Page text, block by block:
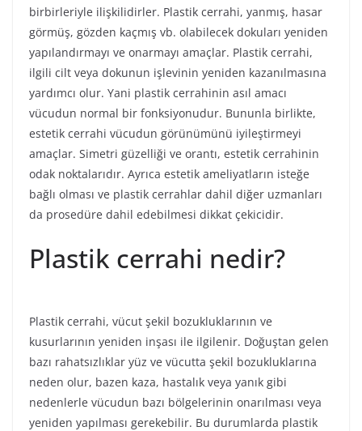
birbirleriyle ilişkilidirler. Plastik cerrahi, yanmış, hasar
görmüş, gözden kaçmış vb. olabilecek dokuları yeniden
yapılandırmayı ve onarmayı amaçlar. Plastik cerrahi,
ilgili cilt veya dokunun işlevinin yeniden kazanılmasına
yardımcı olur. Yani plastik cerrahinin asıl amacı
vücudun normal bir fonksiyonudur. Bununla birlikte,
estetik cerrahi vücudun görünümünü iyileştirmeyi
amaçlar. Simetri güzelliği ve orantı, estetik cerrahinin
odak noktalarıdır. Ayrıca estetik ameliyatların isteğe
bağlı olması ve plastik cerrahlar dahil diğer uzmanları
da prosedüre dahil edebilmesi dikkat çekicidir.
Plastik cerrahi nedir?
Plastik cerrahi, vücut şekil bozukluklarının ve
kusurlarının yeniden inşası ile ilgilenir. Doğuştan gelen
bazı rahatsızlıklar yüz ve vücutta şekil bozukluklarına
neden olur, bazen kaza, hastalık veya yanık gibi
nedenlerle vücudun bazı bölgelerinin onarılması veya
yeniden yapılması gerekebilir. Bu durumlarda plastik